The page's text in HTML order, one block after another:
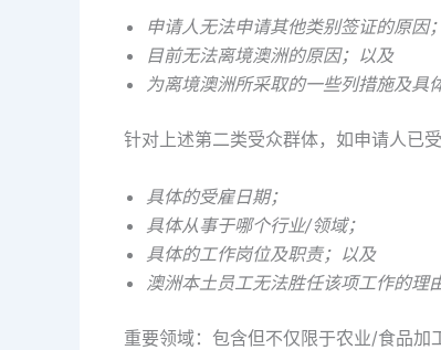
申请人无法申请其他类别签证的原因；
目前无法离境澳洲的原因；以及
为离境澳洲所采取的一些列措施及具
针对上述第二类受众群体，如申请人已
具体的受雇日期；
具体从事于哪个行业/领域；
具体的工作岗位及职责；以及
澳洲本土员工无法胜任该项工作的理
重要领域：包含但不仅限于农业/食品